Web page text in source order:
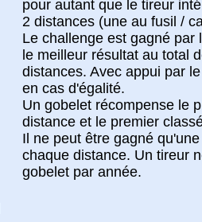
pour autant que le tireur
2 distances (une au fusil /
Le challenge est gagné par
le meilleur résultat au total
distances. Avec appui par
en cas d'égalité.
Un gobelet récompense le
distance et le premier
Il ne peut être gagné
chaque distance. Un tireur
gobelet par année.